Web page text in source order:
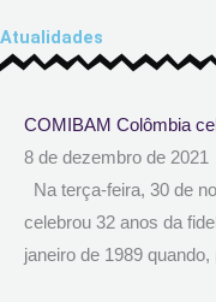
Atualidades
COMIBAM Colômbia
8 de dezembro de 2021
Na terça-feira, 30 de
celebrou 32 anos da
janeiro de 1989